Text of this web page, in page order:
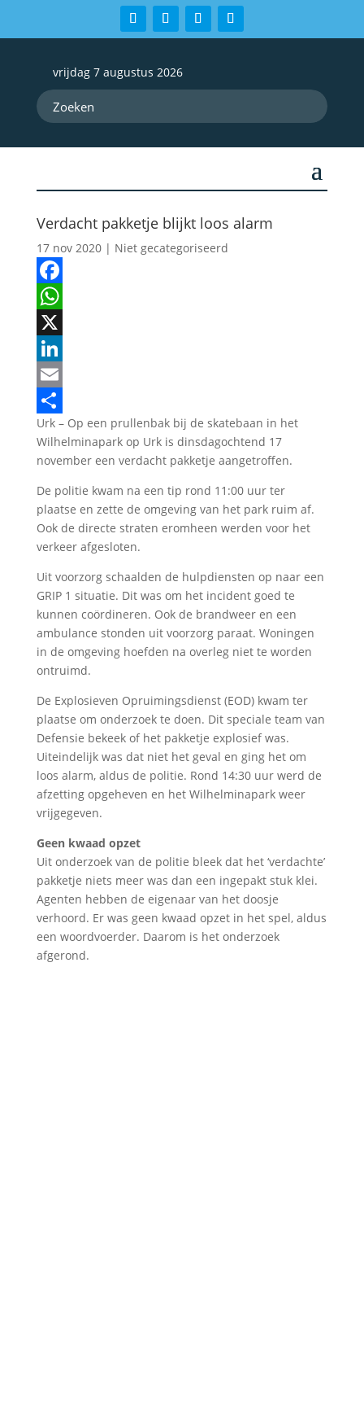
vrijdag 7 augustus 2026
Verdacht pakketje blijkt loos alarm
17 nov 2020| Niet gecategoriseerd
Facebook
WhatsApp
X
LinkedIn
Email
Delen
Urk – Op een prullenbak bij de skatebaan in het
Wilhelminapark op Urk is dinsdagochtend 17
november een verdacht pakketje aangetroffen.
De politie kwam na een tip rond 11:00 uur ter
plaatse en zette de omgeving van het park ruim af.
Ook de directe straten eromheen werden voor het
verkeer afgesloten.
Uit voorzorg schaalden de hulpdiensten op naar een
GRIP 1 situatie. Dit was om het incident goed te
kunnen coördineren. Ook de brandweer en een
ambulance stonden uit voorzorg paraat. Woningen
in de omgeving hoefden na overleg niet te worden
ontruimd.
De Explosieven Opruimingsdienst (EOD) kwam ter
plaatse om onderzoek te doen. Dit speciale team van
Defensie bekeek of het pakketje explosief was.
Uiteindelijk was dat niet het geval en ging het om
loos alarm, aldus de politie. Rond 14:30 uur werd de
afzetting opgeheven en het Wilhelminapark weer
vrijgegeven.
Geen kwaad opzet
Uit onderzoek van de politie bleek dat het ‘verdachte’
pakketje niets meer was dan een ingepakt stuk klei.
Agenten hebben de eigenaar van het doosje
verhoord. Er was geen kwaad opzet in het spel, aldus
een woordvoerder. Daarom is het onderzoek
afgerond.